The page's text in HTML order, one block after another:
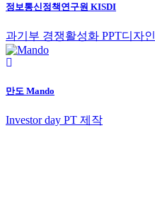
정보통신정책연구원 KISDI
과기부 경쟁활성화 PPT디자인
만도 Mando
Investor day PT 제작